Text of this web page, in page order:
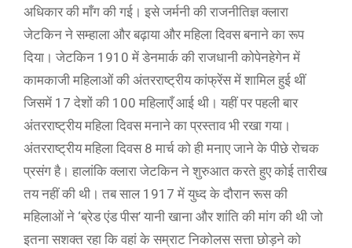
अधिकार की माँग की गई। इसे जर्मनी की राजनीतिज्ञ क्लारा
जेटकिन ने सम्हाला और बढ़ाया और महिला दिवस बनाने का रूप
दिया। जेटकिन 1910 में डेनमार्क की राजधानी कोपेनहेगेन में
कामकाजी महिलाओं की अंतरराष्ट्रीय कांफ्रेंस में शामिल हुई थीं
जिसमें 17 देशों की 100 महिलाएँ आई थी। यहीं पर पहली बार
अंतरराष्ट्रीय महिला दिवस मनाने का प्रस्ताव भी रखा गया।
अंतरराष्ट्रीय महिला दिवस 8 मार्च को ही मनाए जाने के पीछे रोचक
प्रसंग है। हालांकि क्लारा जेटकिन ने शुरुआत करते हुए कोई तारीख
तय नहीं की थी। तब साल 1917 में युध्द के दौरान रूस की
महिलाओं ने ‘ब्रेड एंड पीस’ यानी खाना और शांति की मांग की थी जो
इतना सशक्त रहा कि वहां के सम्राट निकोलस सत्ता छोड़ने को